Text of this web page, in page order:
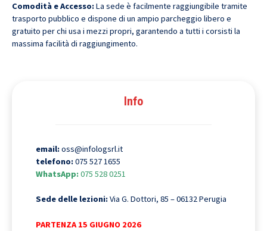
Comodità e Accesso:La sede è facilmente raggiungibile tramite
trasporto pubblico e dispone di un ampio parcheggio libero e
gratuito per chi usa i mezzi propri, garantendo a tutti i corsisti la
massima facilità di raggiungimento.
Info
email:oss@infologsrl.it
telefono:075 527 1655
WhatsApp:075 528 0251
Sede delle lezioni:Via G. Dottori, 85 – 06132 Perugia
PARTENZA 15 GIUGNO 2026